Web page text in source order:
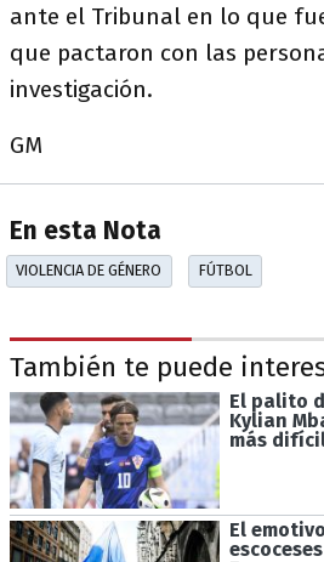
ante el Tribunal en lo que
que pactaron con las
investigación.
GM
En esta Nota
VIOLENCIA DE GÉNERO FÚTBOL
También te puede
El palito
Kylian
más
El